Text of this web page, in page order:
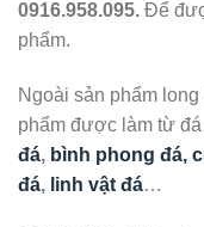
0916.958.095. Để
phẩm.
Ngoài sản phẩm
phẩm được làm từ
đá, bình phong đá,
đá, linh vật đá…